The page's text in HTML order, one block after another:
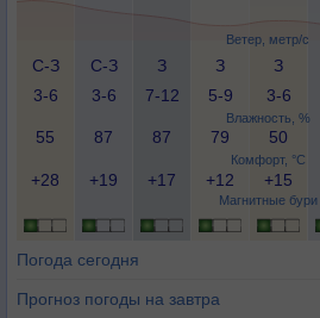
Ветер, метр/с
Влажность, %
Комфорт, °C
Магнитные бури
С-З
3-6
С-З
3-6
З
7-12
З
5-9
З
3-6
55 87 87 79 50
+28 +19 +17 +12 +15
Погода сегодня
Прогноз погоды на завтра